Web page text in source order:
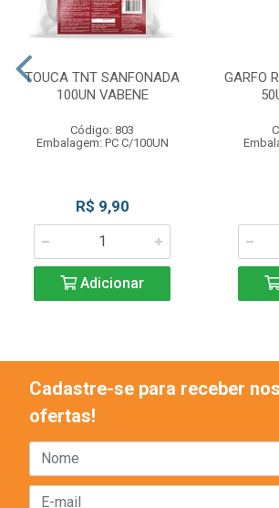
TOUCA TNT SANFONADA
100UN VABENE
Código: 803
Embalagem: PC C/100UN
R$ 9,90
Adicionar
GARFO
Cadastre-se para receber
ofertas!